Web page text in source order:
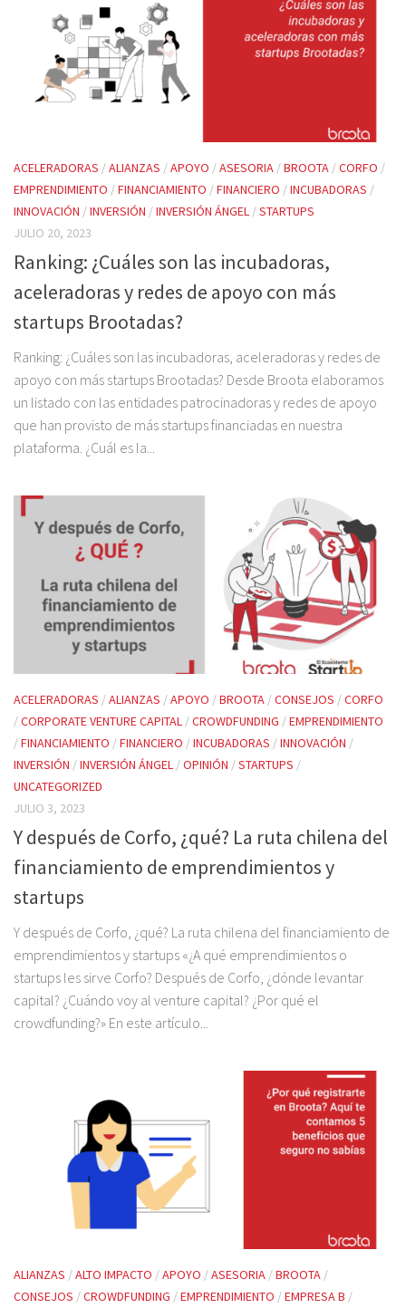
ACELERADORAS /ALIANZAS /APOYO /ASESORIA /BROOTA /CORFO /
EMPRENDIMIENTO /FINANCIAMIENTO /FINANCIERO /INCUBADORAS /
INNOVACIÓN /INVERSIÓN /INVERSIÓN ÁNGEL /STARTUPS
JULIO 20, 2023
Ranking: ¿Cuáles son las incubadoras,
aceleradoras y redes de apoyo con más
startups Brootadas?
Ranking: ¿Cuáles son las incubadoras, aceleradoras y redes de
apoyo con más startups Brootadas? Desde Broota elaboramos
un listado con las entidades patrocinadoras y redes de apoyo
que han provisto de más startups financiadas en nuestra
plataforma. ¿Cuál es la...
ACELERADORAS /ALIANZAS /APOYO /BROOTA /CONSEJOS /CORFO
/CORPORATE VENTURE CAPITAL /CROWDFUNDING /EMPRENDIMIENTO
/FINANCIAMIENTO /FINANCIERO /INCUBADORAS /INNOVACIÓN /
INVERSIÓN /INVERSIÓN ÁNGEL /OPINIÓN /STARTUPS /
UNCATEGORIZED
JULIO 3, 2023
Y después de Corfo, ¿qué? La ruta chilena del
financiamiento de emprendimientos y
startups
Y después de Corfo, ¿qué? La ruta chilena del financiamiento de
emprendimientos y startups «¿A qué emprendimientos o
startups les sirve Corfo? Después de Corfo, ¿dónde levantar
capital? ¿Cuándo voy al venture capital? ¿Por qué el
crowdfunding?» En este artículo...
ALIANZAS /ALTO IMPACTO /APOYO /ASESORIA /BROOTA /
CONSEJOS /CROWDFUNDING /EMPRENDIMIENTO /EMPRESA B /